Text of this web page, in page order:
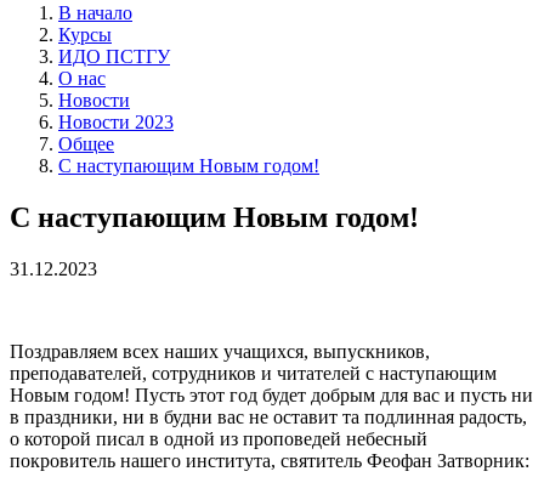
В начало
Курсы
ИДО ПСТГУ
О нас
Новости
Новости 2023
Общее
С наступающим Новым годом!
С наступающим Новым годом!
31.12.2023
Поздравляем всех наших учащихся, выпускников,
преподавателей, сотрудников и читателей с наступающим
Новым годом! Пусть этот год будет добрым для вас и пусть ни
в праздники, ни в будни вас не оставит та подлинная радость,
о которой писал в одной из проповедей небесный
покровитель нашего института, святитель Феофан Затворник: